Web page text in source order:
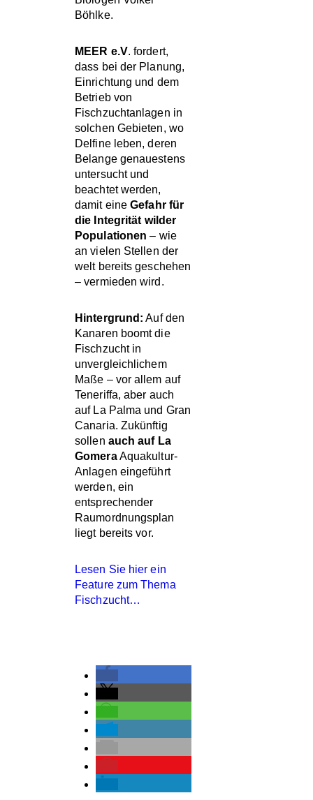
Böhlke.
MEER e.V. fordert,
dass bei der Planung,
Einrichtung und dem
Betrieb von
Fischzuchtanlagen in
solchen Gebieten, wo
Delfine leben, deren
Belange genauestens
untersucht und
beachtet werden,
damit eineGefahr für
die Integrität wilder
Populationen – wie
an vielen Stellen der
welt bereits geschehen
– vermieden wird.
Hintergrund: Auf den
Kanaren boomt die
Fischzucht in
unvergleichlichem
Maße – vor allem auf
Teneriffa, aber auch
auf La Palma und Gran
Canaria. Zukünftig
sollen auch auf La
GomeraAquakultur-
Anlagen eingeführt
werden, ein
entsprechender
Raumordnungsplan
liegt bereits vor.
Lesen Sie hier ein
Feature zum Thema
Fischzucht…